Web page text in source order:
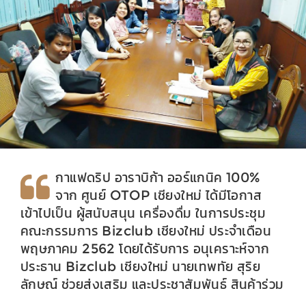
กาแฟดริป อาราบิก้า ออร์แกนิค 100%
จาก ศูนย์ OTOP เชียงใหม่ ได้มีโอกาส
เข้าไปเป็น ผู้สนับสนุน เครื่องดื่ม ในการประชุม
คณะกรรมการ Bizclub เชียงใหม่ ประจำเดือน
พฤษภาคม 2562 โดยได้รับการ อนุเคราะห์จาก
ประธาน Bizclub เชียงใหม่ นายเทพทัย สุริย
ลักษณ์ ช่วยส่งเสริม และประชาสัมพันธ์ สินค้าร่วม